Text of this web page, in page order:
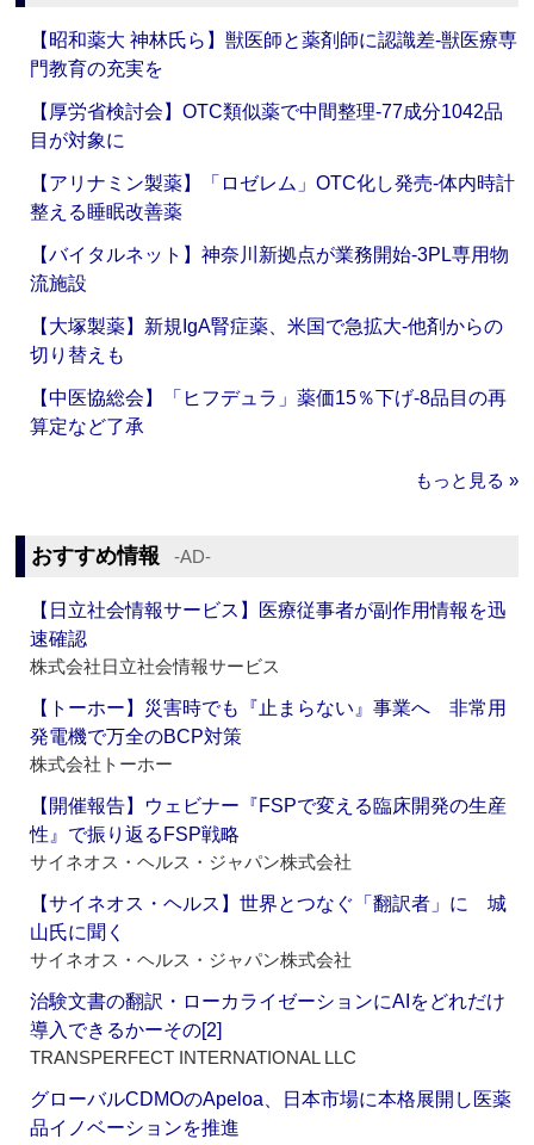
【昭和薬大 神林氏ら】獣医師と薬剤師に認識差‐獣医療専
門教育の充実を
【厚労省検討会】OTC類似薬で中間整理‐77成分1042品
目が対象に
【アリナミン製薬】「ロゼレム」OTC化し発売‐体内時計
整える睡眠改善薬
【バイタルネット】神奈川新拠点が業務開始‐3PL専用物
流施設
【大塚製薬】新規IgA腎症薬、米国で急拡大‐他剤からの
切り替えも
【中医協総会】「ヒフデュラ」薬価15％下げ‐8品目の再
算定など了承
もっと見る »
おすすめ情報 ‐AD‐
【日立社会情報サービス】医療従事者が副作用情報を迅
速確認
株式会社日立社会情報サービス
【トーホー】災害時でも『止まらない』事業へ 非常用
発電機で万全のBCP対策
株式会社トーホー
【開催報告】ウェビナー『FSPで変える臨床開発の生産
性』で振り返るFSP戦略
サイネオス・ヘルス・ジャパン株式会社
【サイネオス・ヘルス】世界とつなぐ「翻訳者」に 城
山氏に聞く
サイネオス・ヘルス・ジャパン株式会社
治験文書の翻訳・ローカライゼーションにAIをどれだけ
導入できるかーその[2]
TRANSPERFECT INTERNATIONAL LLC
グローバルCDMOのApeloa、日本市場に本格展開し医薬
品イノベーションを推進